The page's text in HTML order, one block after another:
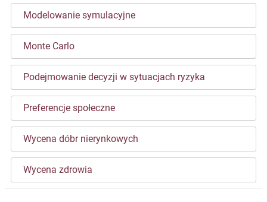
Modelowanie symulacyjne
Monte Carlo
Podejmowanie decyzji w sytuacjach ryzyka
Preferencje społeczne
Wycena dóbr nierynkowych
Wycena zdrowia